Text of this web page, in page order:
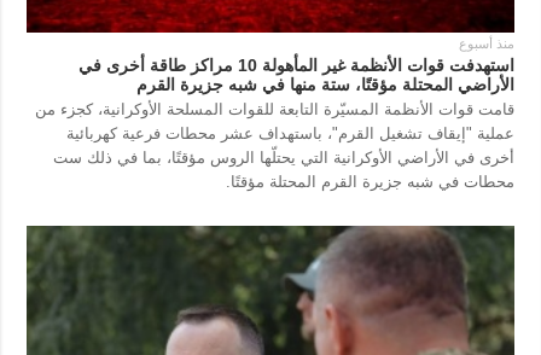
منذ أسبوع
استهدفت قوات الأنظمة غير المأهولة 10 مراكز طاقة أخرى في
الأراضي المحتلة مؤقتًا، ستة منها في شبه جزيرة القرم
قامت قوات الأنظمة المسيّرة التابعة للقوات المسلحة الأوكرانية، كجزء من
عملية "إيقاف تشغيل القرم"، باستهداف عشر محطات فرعية كهربائية
أخرى في الأراضي الأوكرانية التي يحتلّها الروس مؤقتًا، بما في ذلك ست
محطات في شبه جزيرة القرم المحتلة مؤقتًا.